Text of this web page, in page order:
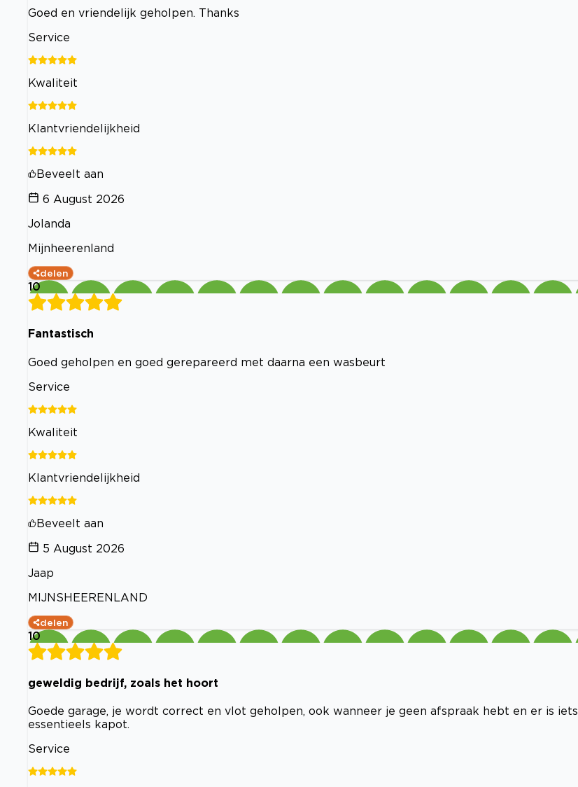
Goed en vriendelijk geholpen. Thanks
Service
Kwaliteit
Klantvriendelijkheid
Beveelt aan
6 August 2026
Jolanda
Mijnheerenland
delen
10
Fantastisch
Goed geholpen en goed gerepareerd met daarna een wasbeurt
Service
Kwaliteit
Klantvriendelijkheid
Beveelt aan
5 August 2026
Jaap
MIJNSHEERENLAND
delen
10
geweldig bedrijf, zoals het hoort
Goede garage, je wordt correct en vlot geholpen, ook wanneer je geen afspraak hebt en er is iets
essentieels kapot.
Service